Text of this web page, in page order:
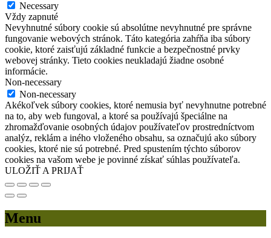
Necessary
Vždy zapnuté
Nevyhnutné súbory cookie sú absolútne nevyhnutné pre správne
fungovanie webových stránok. Táto kategória zahŕňa iba súbory
cookie, ktoré zaisťujú základné funkcie a bezpečnostné prvky
webovej stránky. Tieto cookies neukladajú žiadne osobné
informácie.
Non-necessary
Non-necessary
Akékoľvek súbory cookies, ktoré nemusia byť nevyhnutne potrebné
na to, aby web fungoval, a ktoré sa používajú špeciálne na
zhromažďovanie osobných údajov používateľov prostredníctvom
analýz, reklám a iného vloženého obsahu, sa označujú ako súbory
cookies, ktoré nie sú potrebné. Pred spustením týchto súborov
cookies na vašom webe je povinné získať súhlas používateľa.
ULOŽIŤ A PRIJAŤ
Menu